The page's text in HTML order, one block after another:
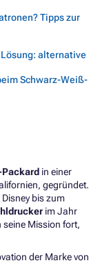
Tipps zur
alternative
Schwarz-Weiß-
in einer
gegründet.
bis zum
im Jahr
seine Mission fort,
der Marke von